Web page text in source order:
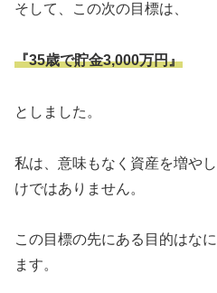
そして、この次の目標は、
『35歳で貯金3,000万円』
としました。
私は、意味もなく資産を増や
けではありません。
この目標の先にある目的はな
ます。